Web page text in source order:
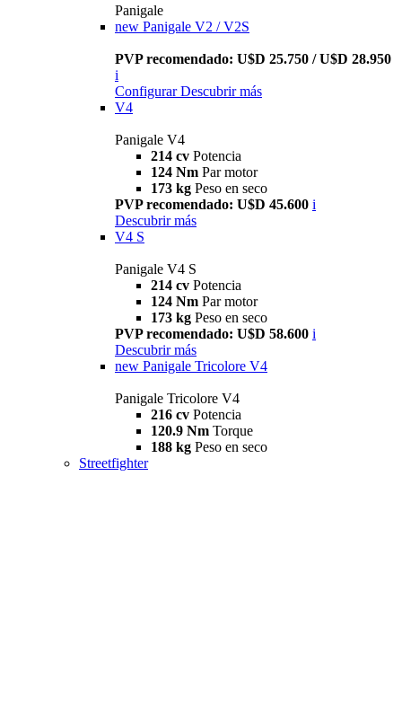
Panigale
new Panigale V2 / V2S
PVP recomendado: U$D 25.750 / U$D 28.950
i
Configurar Descubrir más
V4
Panigale V4
214 cv Potencia
124 Nm Par motor
173 kg Peso en seco
PVP recomendado: U$D 45.600 i
Descubrir más
V4 S
Panigale V4 S
214 cv Potencia
124 Nm Par motor
173 kg Peso en seco
PVP recomendado: U$D 58.600 i
Descubrir más
new Panigale Tricolore V4
Panigale Tricolore V4
216 cv Potencia
120.9 Nm Torque
188 kg Peso en seco
Streetfighter